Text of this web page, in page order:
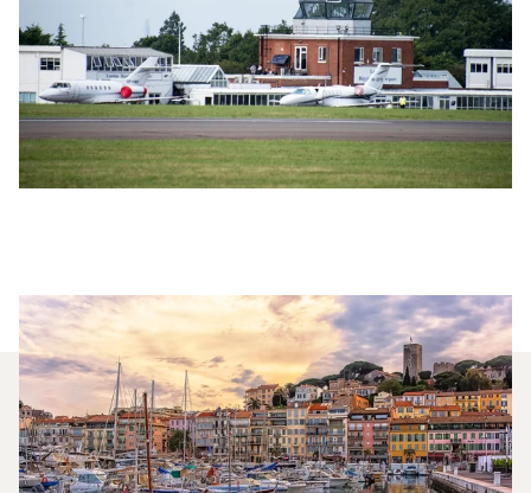
¿Qué Jets Privados Se
Alquilan Con Más Frecuencia